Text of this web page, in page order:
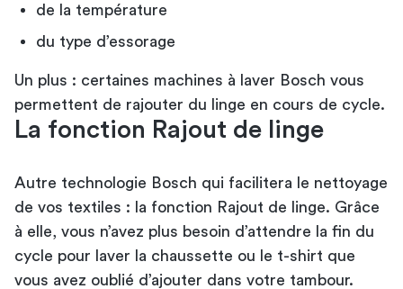
de la température
du type d’essorage
Un plus : certaines machines à laver Bosch vous
permettent de rajouter du linge en cours de cycle.
La fonction Rajout de linge
Autre technologie Bosch qui facilitera le nettoyage
de vos textiles : la fonction Rajout de linge. Grâce
à elle, vous n’avez plus besoin d’attendre la fin du
cycle pour laver la chaussette ou le t-shirt que
vous avez oublié d’ajouter dans votre tambour.